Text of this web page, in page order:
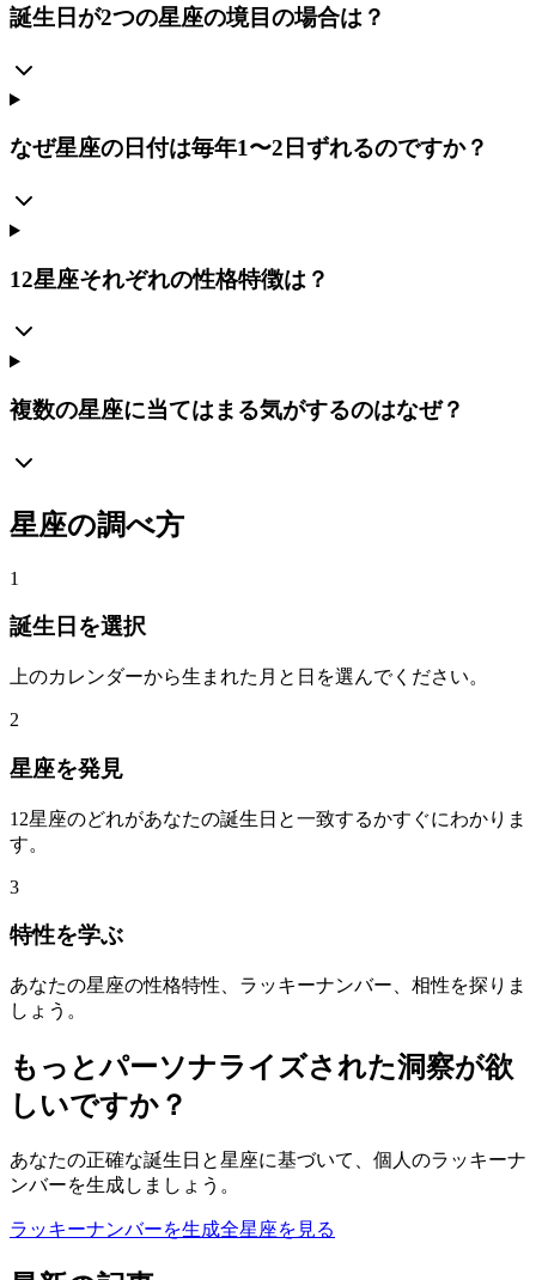
誕生日が2つの星座の境目の場合は？
なぜ星座の日付は毎年1〜2日ずれるのですか？
12星座それぞれの性格特徴は？
複数の星座に当てはまる気がするのはなぜ？
星座の調べ方
1
誕生日を選択
上のカレンダーから生まれた月と日を選んでください。
2
星座を発見
12星座のどれがあなたの誕生日と一致するかすぐにわかりま
す。
3
特性を学ぶ
あなたの星座の性格特性、ラッキーナンバー、相性を探りま
しょう。
もっとパーソナライズされた洞察が欲
しいですか？
あなたの正確な誕生日と星座に基づいて、個人のラッキーナ
ンバーを生成しましょう。
ラッキーナンバーを生成全星座を見る